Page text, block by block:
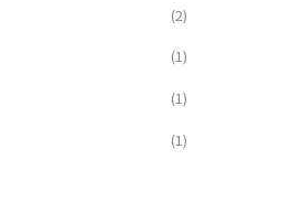
(2)
(1)
(1)
(1)